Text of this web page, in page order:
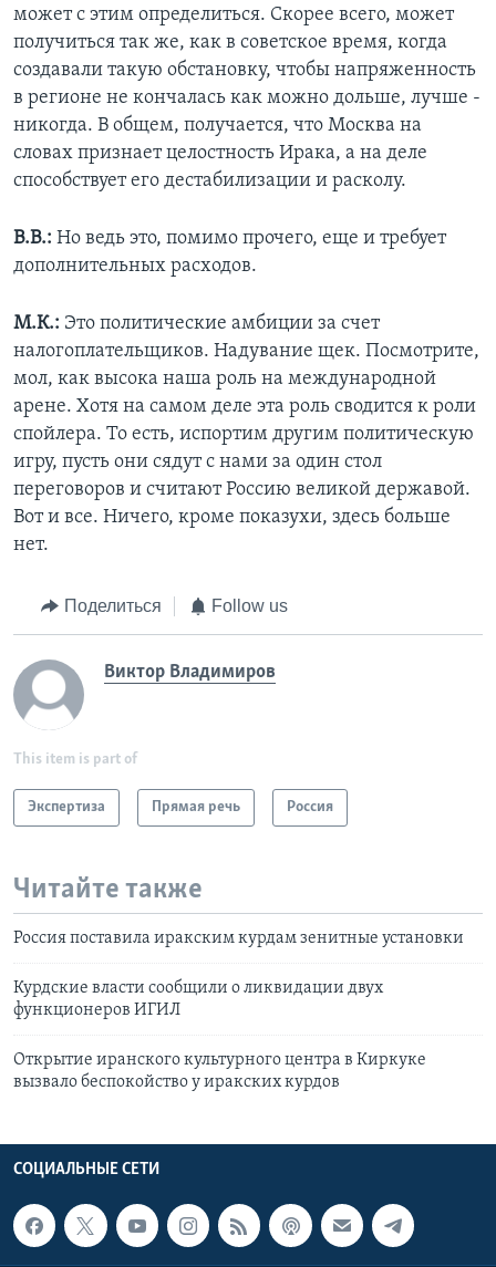
может с этим определиться. Скорее всего, может
получиться так же, как в советское время, когда
создавали такую обстановку, чтобы напряженность
в регионе не кончалась как можно дольше, лучше -
никогда. В общем, получается, что Москва на
словах признает целостность Ирака, а на деле
способствует его дестабилизации и расколу.
В.В.: Но ведь это, помимо прочего, еще и требует
дополнительных расходов.
М.К.: Это политические амбиции за счет
налогоплательщиков. Надувание щек. Посмотрите,
мол, как высока наша роль на международной
арене. Хотя на самом деле эта роль сводится к роли
спойлера. То есть, испортим другим политическую
игру, пусть они сядут с нами за один стол
переговоров и считают Россию великой державой.
Вот и все. Ничего, кроме показухи, здесь больше
нет.
Поделиться Follow us
Виктор Владимиров
This item is part of
Экспертиза Прямая речь Россия
Читайте также
Россия поставила иракским курдам зенитные установки
Курдские власти сообщили о ликвидации двух
функционеров ИГИЛ
Открытие иранского культурного центра в Киркуке
вызвало беспокойство у иракских курдов
СОЦИАЛЬНЫЕ СЕТИ